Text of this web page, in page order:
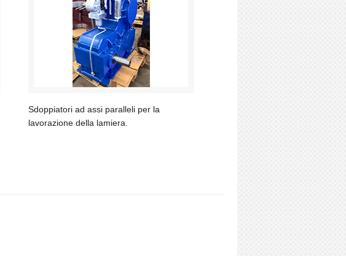
Sdoppiatori ad assi paralleli per la
lavorazione della lamiera.